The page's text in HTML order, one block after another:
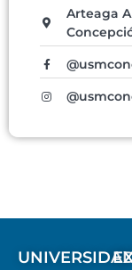
Arteaga